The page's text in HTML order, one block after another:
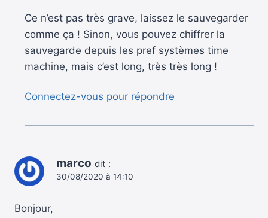
Ce n’est pas très grave, laissez le sauvegarder
comme ça ! Sinon, vous pouvez chiffrer la
sauvegarde depuis les pref systèmes time
machine, mais c’est long, très très long !
Connectez-vous pour répondre
marco dit :
30/08/2020 à 14:10
Bonjour,